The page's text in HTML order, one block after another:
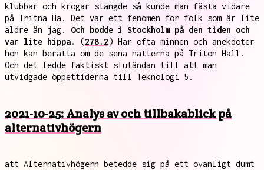
klubbar och krogar stängde så kunde man fästa vidare
på Tritna Ha. Det var ett fenomen för folk som är lite
äldre än jag. Och bodde i Stockholm på den tiden och
var lite hippa.
(278.2) Har ofta minnen och anekdoter
hon kan berätta om de sena nätterna på Triton Hall.
Och det ledde faktiskt slutändan till att man
utvidgade öppettiderna till Teknologi 5.
2021-10-25: Analys av och tillbakablick på
alternativhögern
att Alternativhögern betedde sig på ett ovanligt dumt